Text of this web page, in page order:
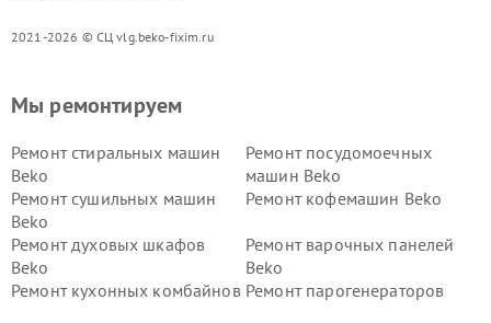
2021-2026 © СЦ vlg.beko-fixim.ru
Мы ремонтируем
Ремонт стиральных машин
Beko
Ремонт посудомоечных
машин Beko
Ремонт сушильных машин
Beko
Ремонт кофемашин Beko
Ремонт духовых шкафов
Beko
Ремонт варочных панелей
Beko
Ремонт кухонных комбайнов Ремонт парогенераторов